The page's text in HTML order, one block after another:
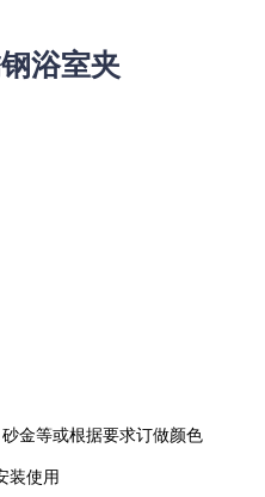
浴室夹
金等或根据要求订做颜色
装使用